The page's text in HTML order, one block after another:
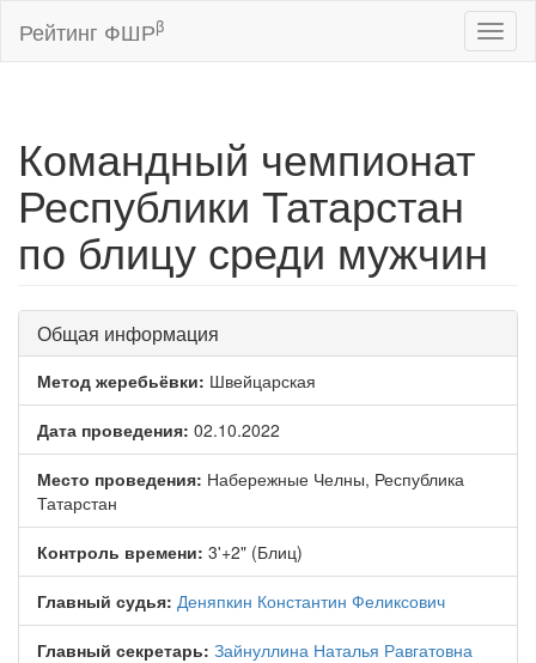
Рейтинг ФШРβ
Командный чемпионат
Республики Татарстан
по блицу среди мужчин
Общая информация
Метод жеребьёвки: Швейцарская
Дата проведения: 02.10.2022
Место проведения: Набережные Челны, Республика
Татарстан
Контроль времени: 3'+2" (Блиц)
Главный судья: Деняпкин Константин Феликсович
Главный секретарь: Зайнуллина Наталья Равгатовна